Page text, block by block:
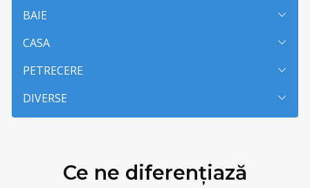
BAIE
CASA
PETRECERE
DIVERSE
Ce ne diferențiază